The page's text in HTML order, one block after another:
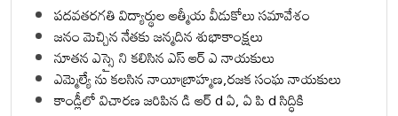
పదవతరగతి విద్యార్థుల ఆత్మీయ వీడుకోలు సమావేశం
జనం మెచ్చిన నేతకు జన్మదిన శుభాకాంక్షలు
నూతన ఎస్సై ని కలిసిన ఎస్ ఆర్ ఎ నాయకులు
ఎమ్మెల్యే ను కలసిన నాయీబ్రాహ్మణ,రజక సంఘ నాయకులు
కాండ్లీలో విచారణ జరిపిన డి ఆర్ d ఏ, ఏ పి d సిద్ధికి